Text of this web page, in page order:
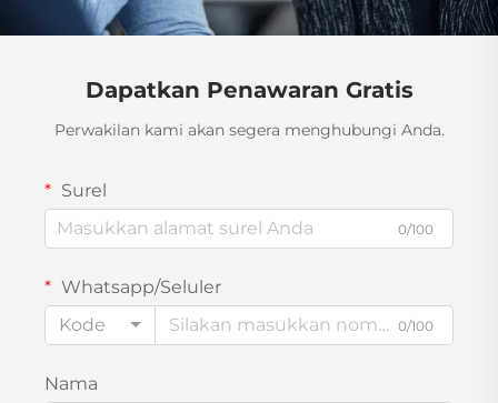
Dapatkan Penawaran Gratis
Perwakilan kami akan segera menghubungi Anda.
Surel
0/100
Whatsapp/Seluler
Kode
0/100
Nama